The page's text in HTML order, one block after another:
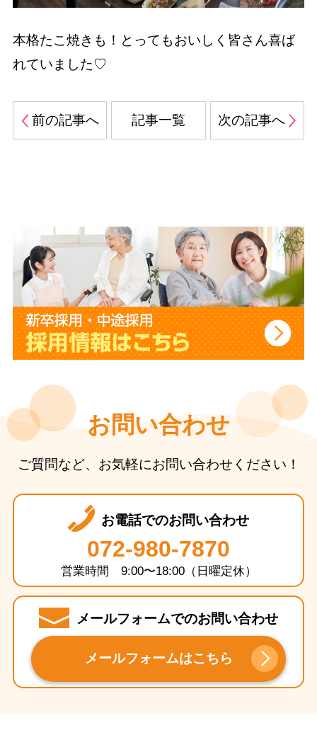
本格たこ焼きも！とってもおいしく皆さん喜ば
れていました♡
前の記事へ 次の記事へ
記事一覧
お問い合わせ
ご質問など、お気軽にお問い合わせください！
お電話でのお問い合わせ
072-980-7870
営業時間 9:00〜18:00（日曜定休）
メールフォームでのお問い合わせ
メールフォームはこちら